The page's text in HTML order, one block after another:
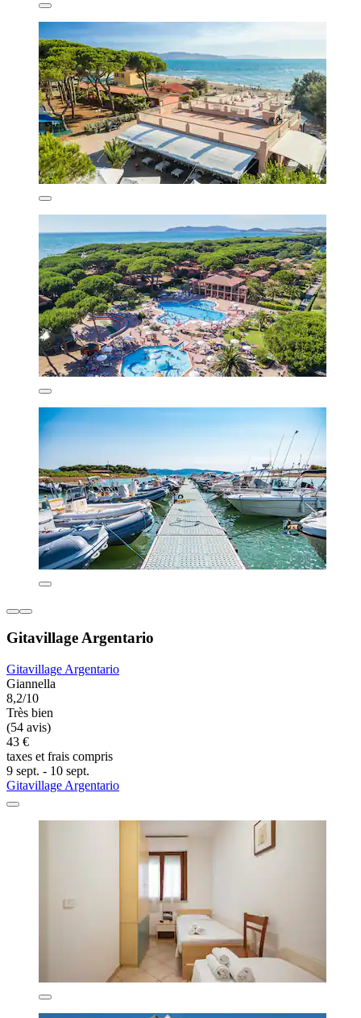
Gitavillage Argentario
Gitavillage Argentario
Giannella
8,2/10
Très bien
(54 avis)
43 €
taxes et frais compris
9 sept. - 10 sept.
Gitavillage Argentario